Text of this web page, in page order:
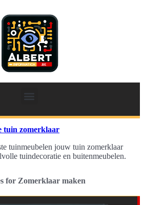
tuin zomerklaar
tuinmeubelen jouw tuin zomerklaar
tuindecoratie en buitenmeubelen.
for Zomerklaar maken